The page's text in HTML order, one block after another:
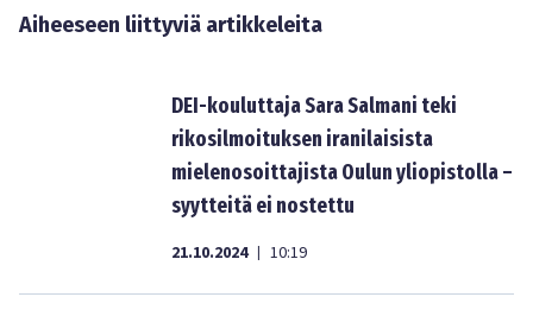
Aiheeseen liittyviä artikkeleita
DEI-kouluttaja Sara Salmani teki
rikosilmoituksen iranilaisista
mielenosoittajista Oulun yliopistolla –
syytteitä ei nostettu
21.10.2024 | 10:19